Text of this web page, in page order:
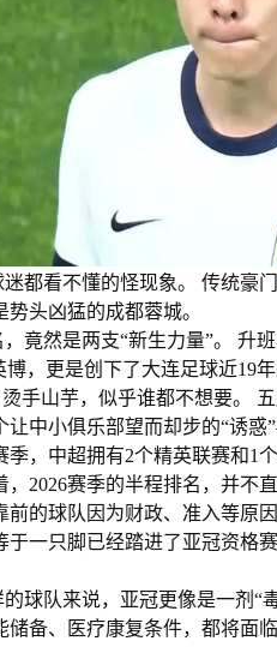
都看不懂的怪现象。 传统豪
头凶猛的成都蓉城。
竟然是两支“新生力量”。 升
，更是创下了大连足球近19
手山芋，似乎谁都不想要。
中小俱乐部望而却步的“诱
季，中超拥有2个精英联赛和1
2026赛季的半程排名，并不
的球队因为财政、准入等原
一只脚已经踏进了亚冠资格
球队来说，亚冠更像是一剂“
备、医疗康复条件，都将面